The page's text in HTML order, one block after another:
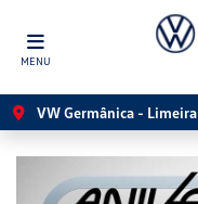
MENU
VW Germânica - Limeira